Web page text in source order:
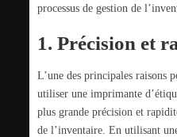
processus de gestion de
1. Précision et
L’une des principales raisons
utiliser une imprimante
plus grande précision et
de l’inventaire. En utilisant